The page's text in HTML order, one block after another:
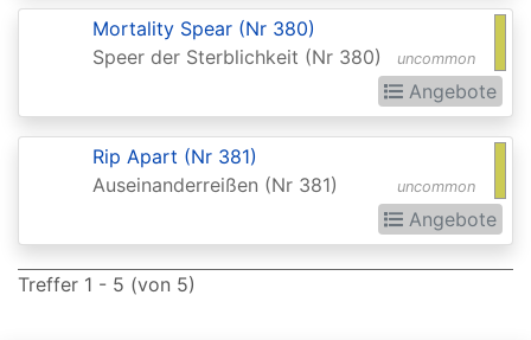
Aetherdrift
Aetherdrift:
Alara
uncommon
Mortality Spear (Nr 380)
Speer der Sterblichkeit (Nr 380)
Angebote
uncommon
Rip Apart (Nr 381)
Auseinanderreißen (Nr 381)
Angebote
Treffer 1 - 5 (von 5)